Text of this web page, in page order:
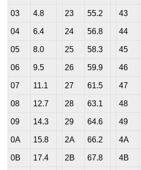
03 4.8 23 55.2 43
04 6.4 24 56.8 44
05 8.0 25 58.3 45
06 9.5 26 59.9 46
07 11.1 27 61.5 47
08 12.7 28 63.1 48
09 14.3 29 64.6 49
0A 15.8 2A 66.2 4A
0B 17.4 2B 67.8 4B